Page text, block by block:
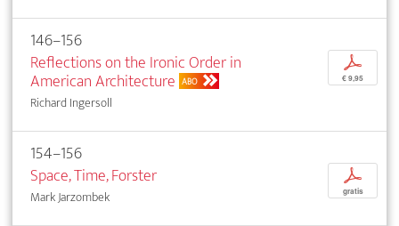
146–156
Reflections on the Ironic Order in
American Architecture ABO
Richard Ingersoll
p
€ 9,95
154–156
Space, Time, Forster
Mark Jarzombek
p
gratis